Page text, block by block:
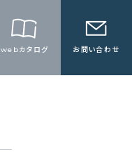
webカタログ お問い合わせ